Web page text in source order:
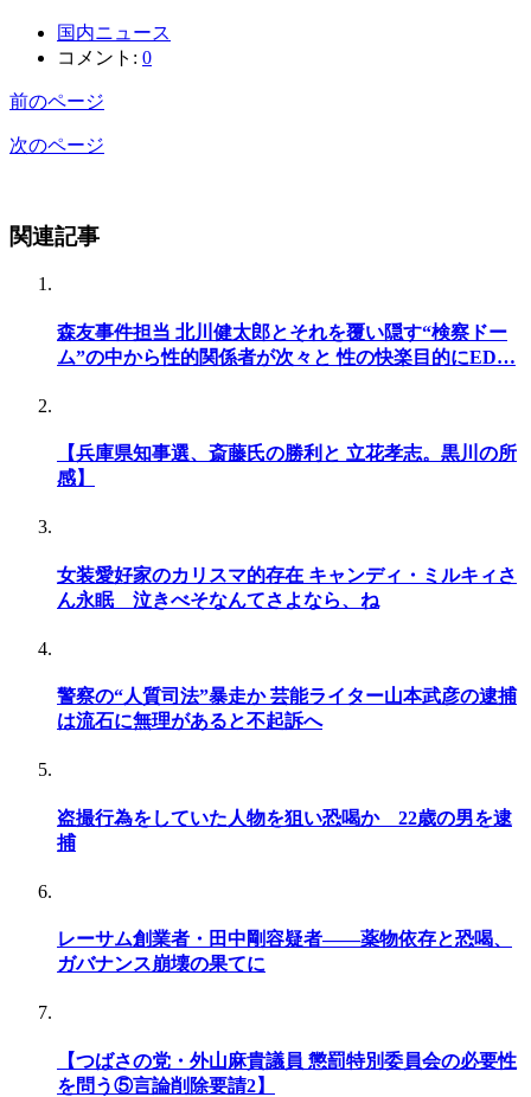
国内ニュース
コメント: 0
前のページ
次のページ
関連記事
森友事件担当 北川健太郎とそれを覆い隠す“検察ドー
ム”の中から性的関係者が次々と 性の快楽目的にED…
【兵庫県知事選、斎藤氏の勝利と 立花孝志。黒川の所
感】
女装愛好家のカリスマ的存在 キャンディ・ミルキィさ
ん永眠 泣きべそなんてさよなら、ね
警察の“人質司法”暴走か 芸能ライター山本武彦の逮捕
は流石に無理があると不起訴へ
盗撮行為をしていた人物を狙い恐喝か 22歳の男を逮
捕
レーサム創業者・田中剛容疑者――薬物依存と恐喝、
ガバナンス崩壊の果てに
【つばさの党・外山麻貴議員 懲罰特別委員会の必要性
を問う⑤言論削除要請2】